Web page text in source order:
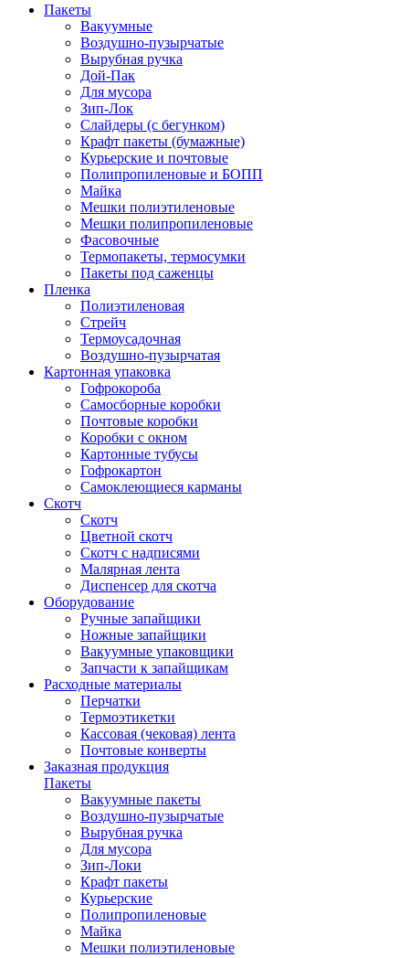
Пакеты
Вакуумные
Воздушно-пузырчатые
Вырубная ручка
Дой-Пак
Для мусора
Зип-Лок
Слайдеры (с бегунком)
Крафт пакеты (бумажные)
Курьерские и почтовые
Полипропиленовые и БОПП
Майка
Мешки полиэтиленовые
Мешки полипропиленовые
Фасовочные
Термопакеты, термосумки
Пакеты под саженцы
Пленка
Полиэтиленовая
Стрейч
Термоусадочная
Воздушно-пузырчатая
Картонная упаковка
Гофрокороба
Самосборные коробки
Почтовые коробки
Коробки с окном
Картонные тубусы
Гофрокартон
Самоклеющиеся карманы
Скотч
Скотч
Цветной скотч
Скотч с надписями
Малярная лента
Диспенсер для скотча
Оборудование
Ручные запайщики
Ножные запайщики
Вакуумные упаковщики
Запчасти к запайщикам
Расходные материалы
Перчатки
Термоэтикетки
Кассовая (чековая) лента
Почтовые конверты
Заказная продукция
Пакеты
Вакуумные пакеты
Воздушно-пузырчатые
Вырубная ручка
Для мусора
Зип-Локи
Крафт пакеты
Курьерские
Полипропиленовые
Майка
Мешки полиэтиленовые